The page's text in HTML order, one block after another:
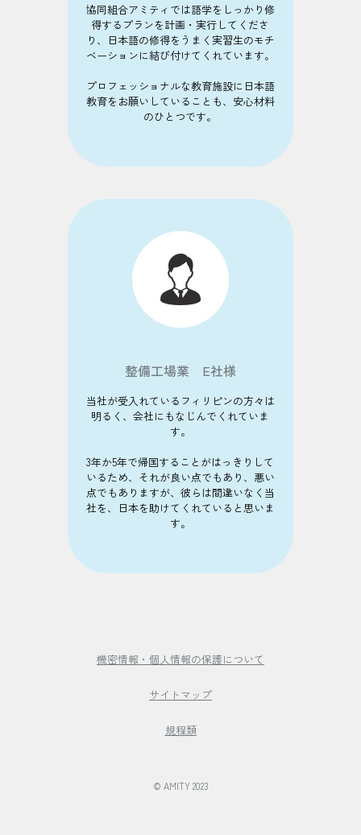
協同組合アミティでは語学をしっかり修
得するプランを計画・実行してくださ
り、日本語の修得をうまく実習生のモチ
ベーションに結び付けてくれています。
プロフェッショナルな教育施設に日本語
教育をお願いしていることも、安心材料
のひとつです。
整備工場業 E社様
当社が受入れているフィリピンの方々は
明るく、会社にもなじんでくれていま
す。
3年か5年で帰国することがはっきりして
いるため、それが良い点でもあり、悪い
点でもありますが、彼らは間違いなく当
社を、日本を助けてくれていると思いま
す。
機密情報・個人情報の保護について
サイトマップ
規程類
© AMITY 2023